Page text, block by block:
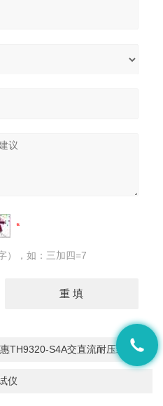
），如：三加四=7
S4A交直流耐压绝缘测试仪
仪